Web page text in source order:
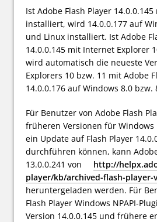
Ist Adobe Flash Player
installiert, wird 14.0.0.177 auf
und Linux installiert. Ist Adobe
14.0.0.145 mit Internet Explorer
wird automatisch die neueste
Explorers 10 bzw. 11 mit Adobe
14.0.0.176 auf Windows 8.0
Für Benutzer von Adobe Flash
früheren Versionen für
ein Update auf Flash Player
durchführen können, kann
13.0.0.241 von http://
player/kb/archived-flash-player-
heruntergeladen werden. Für
Flash Player Windows NPAPI-
Version 14.0.0.145 und frühere